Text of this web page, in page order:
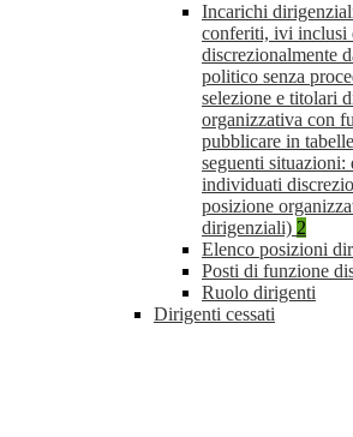
Incarichi
conferiti, ivi inclusi
discrezionalmente
politico senza
selezione e titolari
organizzativa con
pubblicare in
seguenti
individuati
posizione
dirigenziali) 2
Elenco posizioni
Posti di funzione
Ruolo dirigenti
Dirigenti cessati